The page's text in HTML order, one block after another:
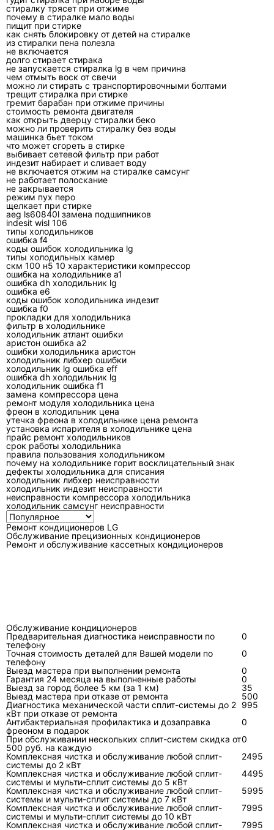
конкретной модели.
Симпт
ом
Что проверяют
первым
Возможные причины
Не
охлажд
ает
Режим, фильтры,
расход воздуха,
наружный блок
Загрязнение, утечка,
датчик, плата, компрессор
Течёт
вода
Поддон, дренажный
шланг, уклон,
обмерзание
разгерметизация, лёд на
Шумит
или
вибрир
ует
Крепления,
крыльчатка,
наружный блок
подшипника,
Выдаёт
ошибк
у
модель, момент
появления
Неприя
тный
запах
Фильтры,
испаритель, поддон,
дренаж
Биоплёнка, пыль, застой
Диагностика до замены деталей
Качественная диагностика строится от
простого к сложному: визуальный осмотр,
проверка воздушного потока и дренажа,
контроль питания, чтение ошибок, измерение
температур и электрических параметров,
затем проверка холодильного контура. Деталь
меняют только после подтверждения дефекта.
Для обычной сплит-системы оценивают
загрязнение испарителя и конденсатора,
состояние крыльчаток, клемм и межблочного
кабеля, работу вентиляторов, датчиков и
дренажа. При подозрении на утечку мастер
ищет её место, проводит проверку
герметичности и только после устранения
Что входит в техническое
обслуживание кондиционера
LG?
Обслуживание включает очистку фильтров,
испарителя, крыльчатки, поддона и дренажа,
проверку наружного блока, креплений,
электрических соединений, температурного
перепада и рабочих режимов. Состав работ
зависит от конструкции, доступности блоков и
степени загрязнения.
Фильтры грубой очистки пользователь может
промывать по инструкции к модели. Глубокая
мойка внутреннего блока требует защиты
стиралку трясет при отжиме
почему в стиралке мало воды
пищит при стирке
как снять блокировку от детей на стиралке
из стиралки пена полезла
не включается
долго стирает стирака
не запускается стиралка lg в чем причина
чем отмыть воск от свечи
можно ли стирать с транспортировочными болтами
трещит стиралка при стирке
гремит барабан при отжиме причины
стоимость ремонта двигателя
как открыть дверцу стиралки беко
можно ли проверить стиралку без воды
машинка бьет током
что может сгореть в стирке
выбивает сетевой фильтр при работ
индезит набирает и сливает воду
не включается отжим на стиралке самсунг
не работает полоскание
не закрывается
режим пух перо
щелкает при стирке
aeg ls60840l замена подшипников
indesit wisl 106
типы холодильников
ошибка f4
коды ошибок холодильника lg
типы холодильных камер
скм 100 н5 10 характеристики компрессор
ошибка на холодильнике а1
ошибка dh холодильник lg
ошибка e6
коды ошибок холодильника индезит
ошибка f0
прокладки для холодильника
фильтр в холодильнике
холодильник атлант ошибки
аристон ошибка а2
ошибки холодильника аристон
холодильник либхер ошибки
холодильник lg ошибка eff
ошибка dh холодильник lg
холодильник ошибка f1
замена компрессора цена
ремонт модуля холодильника цена
фреон в холодильник цена
утечка фреона в холодильнике цена ремонта
установка испарителя в холодильнике цена
прайс ремонт холодильников
срок работы холодильника
правила пользования холодильником
почему на холодильнике горит восклицательный знак
дефекты холодильника для списания
холодильник либхер неисправности
холодильник индезит неисправности
неисправности компрессора холодильника
холодильник самсунг неисправности
Ремонт кондиционеров LG
Обслуживание прецизионных кондиционеров
Ремонт и обслуживание кассетных кондиционеров
Обслуживание кондиционеров
Предварительная диагностика неисправности по
телефону
0
Точная стоимость деталей для Вашей модели по
телефону
0
Выезд мастера при выполнении ремонта
0
Гарантия 24 месяца на выполненные работы
0
Выезд за город более 5 км (за 1 км)
35
Выезд мастера при отказе от ремонта
500
Диагностика механической части сплит-системы до 2
кВт при отказе от ремонта
995
Антибактериальная профилактика и дозаправка
фреоном в подарок
0
При обслуживании нескольких сплит-систем скидка от
500 руб. на каждую
0
Комплексная чистка и обслуживание любой сплит-
системы до 2 кВт
2495
Комплексная чистка и обслуживание любой сплит-
системы и мульти-сплит системы до 5 кВт
4495
Комплексная чистка и обслуживание любой сплит-
системы и мульти-сплит системы до 7 кВт
5995
Комплексная чистка и обслуживание любой сплит-
системы и мульти-сплит системы до 10 кВт
7995
Комплексная чистка и обслуживание любой сплит-
7995